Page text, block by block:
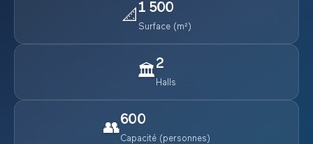
📐 1 500
Surface (m²)
🏛️2
Halls
👥600
Capacité (personnes)